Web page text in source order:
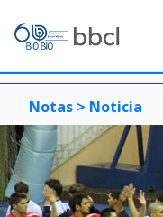
Notas > Noticia